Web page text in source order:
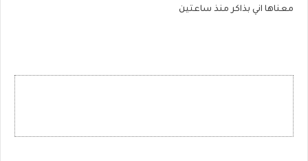
معناها اني بذاكر منذ ساعتين